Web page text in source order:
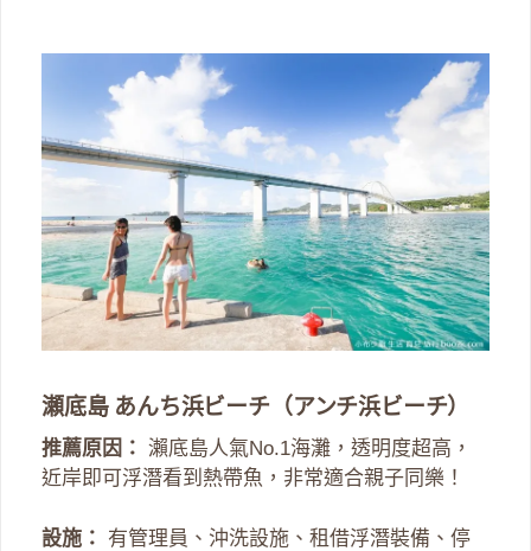
瀬底島 あんち浜ビーチ（アンチ浜ビーチ）
推薦原因： 瀨底島人氣No.1海灘，透明度超高，
近岸即可浮潛看到熱帶魚，非常適合親子同樂！
設施：
有管理員、沖洗設施、租借浮潛裝備、停